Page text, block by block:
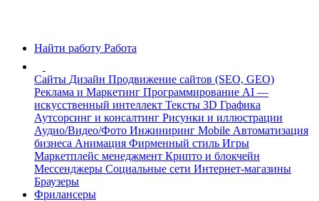
Найти работу Работа
Сайты Дизайн Продвижение сайтов (SEO, GEO)
Реклама и Маркетинг Программирование AI —
искусственный интеллект Тексты 3D Графика
Аутсорсинг и консалтинг Рисунки и иллюстрации
Аудио/Видео/Фото Инжиниринг Mobile Автоматизация
бизнеса Анимация Фирменный стиль Игры
Маркетплейс менеджмент Крипто и блокчейн
Мессенджеры Социальные сети Интернет-магазины
Браузеры
Фрилансеры